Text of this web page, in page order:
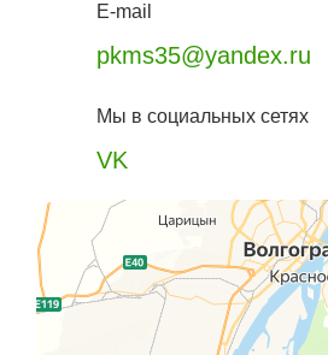
E-mail
pkms35@yandex.ru
Мы в социальных сетях
VK